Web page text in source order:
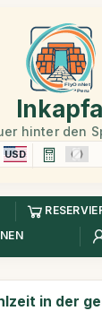
hinter den
USD
in der